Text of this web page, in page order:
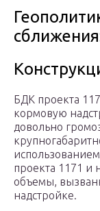
БДК проекта
кормовую
довольно
проекта 1171 и
объемы,
надстройке.